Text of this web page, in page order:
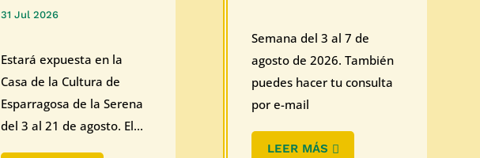
31 Jul 2026
Estará expuesta en la
Casa de la Cultura de
Esparragosa de la Serena
del 3 al 21 de agosto. El...
Semana del 3 al 7 de
agosto de 2026. También
puedes hacer tu consulta
por e-mail
LEER MÁS